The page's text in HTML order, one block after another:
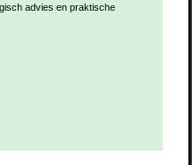
advies en praktische